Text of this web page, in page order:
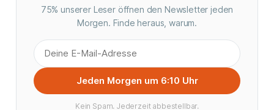
75% unserer Leser öffnen den Newsletter jeden
Morgen. Finde heraus, warum.
Jeden Morgen um 6:10 Uhr
Kein Spam. Jederzeit abbestellbar.